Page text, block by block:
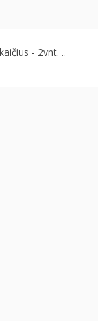
- 2vnt. ..